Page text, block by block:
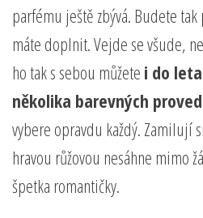
parfému ještě zbývá. Budete
máte doplnit. Vejde se všude,
ho tak s sebou můžete i do
několika barevných
vybere opravdu každý. Zamilují
hravou růžovou nesáhne mimo
špetka romantičky.